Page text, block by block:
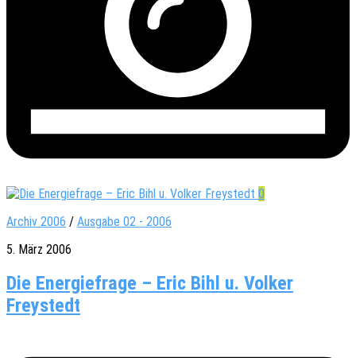
0
Archiv 2006 / Ausgabe 02 - 2006
5. März 2006
Die Energiefrage – Eric Bihl u. Volker
Freystedt